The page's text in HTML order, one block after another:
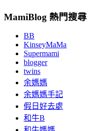
MamiBlog 熱門搜尋
BB
KinseyMaMa
Supermami
blogger
twins
余媽媽
余媽媽手記
假日好去處
和牛B